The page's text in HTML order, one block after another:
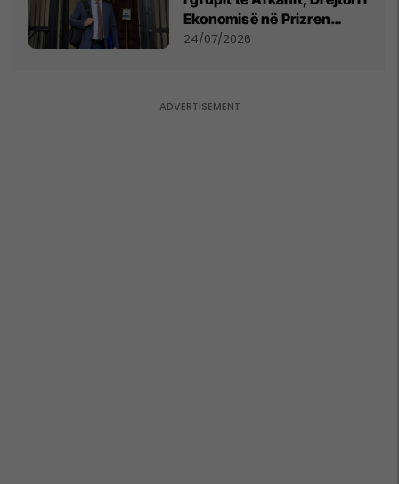
Ekonomisë në Prizren
mohon pretendimet
24/07/2026